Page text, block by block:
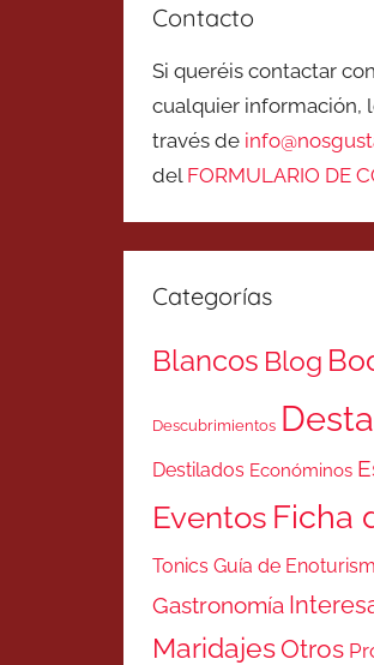
Contacto
Si queréis contactar
cualquier información,
través de
del FORMULARIO DE
Categorías
Blancos Blog
Descubrimientos
Destilados Económinos
Eventos Ficha
Tonics Guía de
Gastronomía
MaridajesOtros